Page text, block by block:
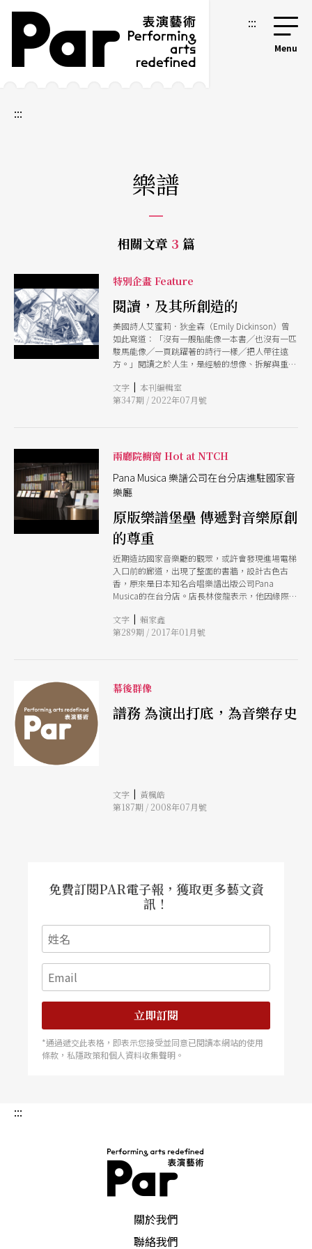
跳到主要內容區塊
網站導覽 :::
:::
樂譜
相關文章 3 篇
特別企畫 Feature
閱讀，及其所創造的
美國詩人艾蜜莉．狄金森（Emily Dickinson）曾
如此寫道：「沒有一艘船能像一本書╱也沒有一匹
駿馬能像╱一頁跳躍著的詩行一樣╱把人帶往遠
方。」閱讀之於人生，是經驗的想像、拆解與重
一無二，仍皆有所本。 在本期封面故事「閱讀，
及其所創造的」中，我們不只談書，也談樂譜、舞
如何像讀一本書那樣去「閱讀」所處的劇場與世
界，描繪前往遠方的地圖。
文字 | 本刊編輯室
第347期 / 2022年07月號
兩廳院櫥窗 Hot at NTCH
Pana Musica 樂譜公司在台分店進駐國家音
樂廳
原版樂譜堡壘 傳遞對音樂原創
的尊重
近期造訪國家音樂廳的觀眾，或許會發現進場電梯
入口前的廊道，出現了整面的書牆，設計古色古
香，原來是日本知名合唱樂譜出版公司Pana
Musica的在台分店。店長林俊龍表示，他因緣際會
智慧財產權的尊重，而這正是讓作曲家可以持續創
作、音樂產業蓬勃的最好方式，於是他希望藉由
文字 | 賴家鑫
第289期 / 2017年01月號
幕後群像
譜務 為演出打底，為音樂存史
文字 | 黃楓皓
第187期 / 2008年07月號
免費訂閱PAR電子報，獲取更多藝文資
訊！
立即訂閱
*通過遞交此表格，即表示您接受並同意已閱讀本網站的使用
條款，私隱政策和個人資料收集聲明。
:::
關於我們
聯絡我們